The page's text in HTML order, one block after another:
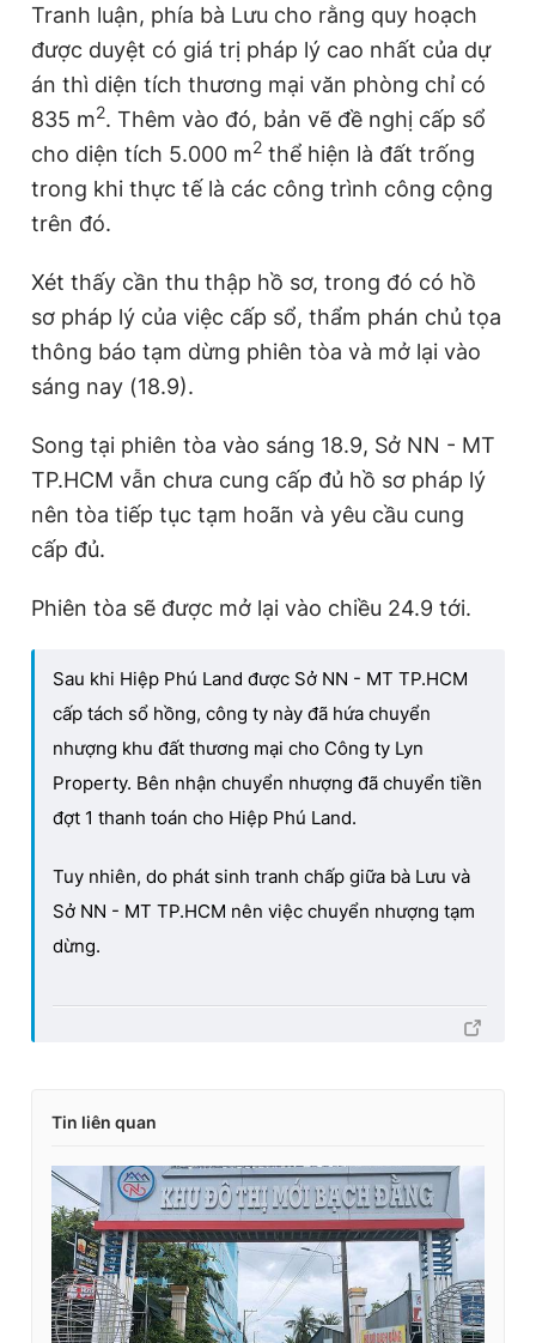
Tranh luận, phía bà Lưu cho rằng quy hoạch
được duyệt có giá trị pháp lý cao nhất của dự
án thì diện tích thương mại văn phòng chỉ có
835 m2. Thêm vào đó, bản vẽ đề nghị cấp sổ
cho diện tích 5.000 m2 thể hiện là đất trống
trong khi thực tế là các công trình công cộng
trên đó.
Xét thấy cần thu thập hồ sơ, trong đó có hồ
sơ pháp lý của việc cấp sổ, thẩm phán chủ tọa
thông báo tạm dừng phiên tòa và mở lại vào
sáng nay (18.9).
Song tại phiên tòa vào sáng 18.9, Sở NN - MT
TP.HCM vẫn chưa cung cấp đủ hồ sơ pháp lý
nên tòa tiếp tục tạm hoãn và yêu cầu cung
cấp đủ.
Phiên tòa sẽ được mở lại vào chiều 24.9 tới.
Sau khi Hiệp Phú Land được Sở NN - MT TP.HCM
cấp tách sổ hồng, công ty này đã hứa chuyển
nhượng khu đất thương mại cho Công ty Lyn
Property. Bên nhận chuyển nhượng đã chuyển tiền
đợt 1 thanh toán cho Hiệp Phú Land.
Tuy nhiên, do phát sinh tranh chấp giữa bà Lưu và
Sở NN - MT TP.HCM nên việc chuyển nhượng tạm
dừng.
Tin liên quan